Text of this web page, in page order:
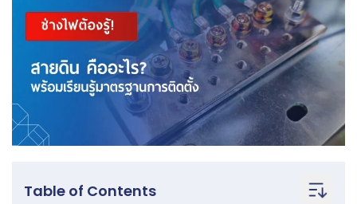
Table of Contents